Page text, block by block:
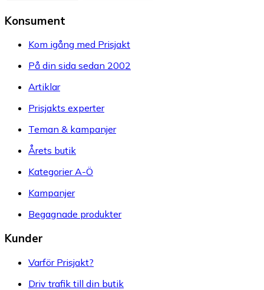
Konsument
Kom igång med Prisjakt
På din sida sedan 2002
Artiklar
Prisjakts experter
Teman & kampanjer
Årets butik
Kategorier A-Ö
Kampanjer
Begagnade produkter
Kunder
Varför Prisjakt?
Driv trafik till din butik